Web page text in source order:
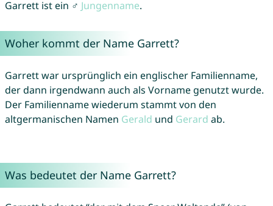
Garrett ist ein ♂ Jungenname.
Woher kommt der Name Garrett?
Garrett war ursprünglich ein englischer Familienname,
der dann irgendwann auch als Vorname genutzt wurde.
Der Familienname wiederum stammt von den
altgermanischen Namen Gerald und Gerard ab.
Was bedeutet der Name Garrett?